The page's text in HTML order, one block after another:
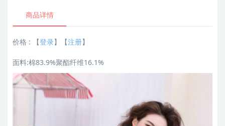
商品详情
价格 : 【登录】【注册】
面料:棉83.9%聚酯纤维16.1%